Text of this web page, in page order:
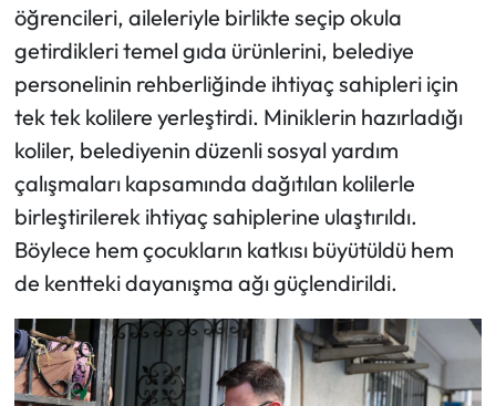
öğrencileri, aileleriyle birlikte seçip okula
getirdikleri temel gıda ürünlerini, belediye
personelinin rehberliğinde ihtiyaç sahipleri için
tek tek kolilere yerleştirdi. Miniklerin hazırladığı
koliler, belediyenin düzenli sosyal yardım
çalışmaları kapsamında dağıtılan kolilerle
birleştirilerek ihtiyaç sahiplerine ulaştırıldı.
Böylece hem çocukların katkısı büyütüldü hem
de kentteki dayanışma ağı güçlendirildi.